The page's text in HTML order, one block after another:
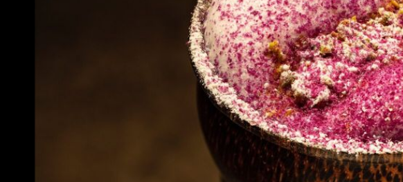
「墨西哥並
引入的。
以代表墨西
格，即以白
是我的個人
Ocho龍舌